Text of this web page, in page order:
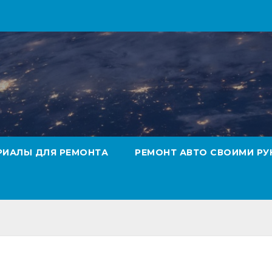
ДЛЯ РЕМОНТА РЕМОНТ АВТО СВОИМИ